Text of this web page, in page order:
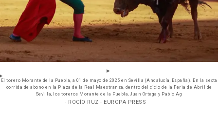
El torero Morante de la Puebla, a 01 de mayo de 2025 en Sevilla (Andalucía, España). En la sexta
corrida de abono en la Plaza de la Real Maestranza, dentro del ciclo de la Feria de Abril de
Sevilla, los toreros Morante de la Puebla, Juan Ortega y Pablo Ag
- ROCÍO RUZ - EUROPA PRESS